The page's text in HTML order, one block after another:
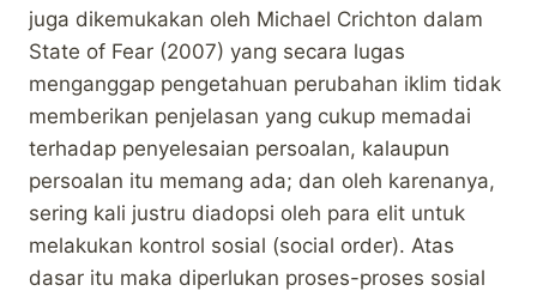
juga dikemukakan oleh Michael Crichton dalam
State of Fear (2007) yang secara lugas
menganggap pengetahuan perubahan iklim tidak
memberikan penjelasan yang cukup memadai
terhadap penyelesaian persoalan, kalaupun
persoalan itu memang ada; dan oleh karenanya,
sering kali justru diadopsi oleh para elit untuk
melakukan kontrol sosial (social order). Atas
dasar itu maka diperlukan proses-proses sosial